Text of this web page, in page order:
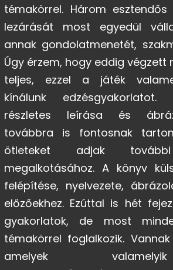
témakörrel. Három
lezárását most egyedül
annak gondolatmenetét,
Úgy érzem, hogy eddig végzett
teljes, ezzel a játék
kínálunk
részletes leírása és
továbbra is fontosnak
ötleteket adjak
megalkotásához. A könyv
felépítése, nyelvezete,
előzőekhez. Ezúttal is hét
gyakorlatok, de most
témakörrel foglalkozik.
amelyek